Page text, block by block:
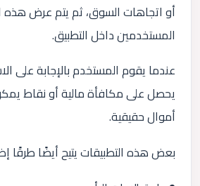
أو اتجاهات السوق، ثم يتم عرض هذه
المستخدمين داخل التطبيق.
عندما يقوم المستخدم بالإجابة على
يحصل على مكافأة مالية أو نقاط
أموال حقيقية.
بعض هذه التطبيقات يتيح أيضًا طرقًا